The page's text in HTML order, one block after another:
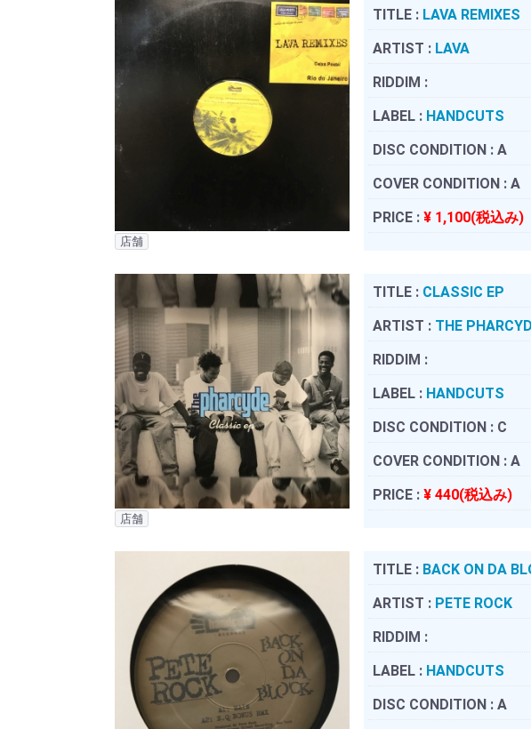
店舗
TITLE : LAVA REMIXES
ARTIST : LAVA
RIDDIM :
LABEL : HANDCUTS
DISC CONDITION : A
COVER CONDITION : A
PRICE : ¥ 1,100(税込み)
店舗
TITLE : CLASSIC EP
ARTIST : THE
RIDDIM :
LABEL : HANDCUTS
DISC CONDITION : C
COVER CONDITION : A
PRICE : ¥ 440(税込み)
TITLE : BACK ON DA
ARTIST : PETE ROCK
RIDDIM :
LABEL : HANDCUTS
DISC CONDITION : A